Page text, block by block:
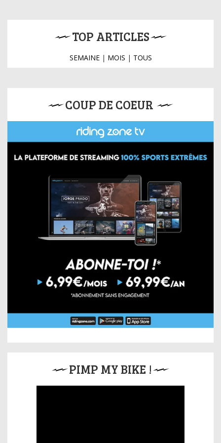
TOP ARTICLES
SEMAINE| MOIS | TOUS
COUP DE COEUR
PIMP MY BIKE !